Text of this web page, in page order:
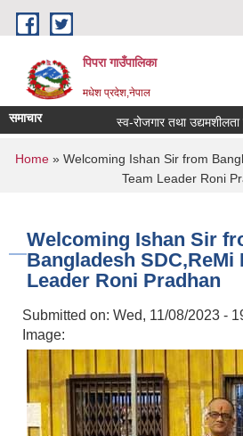
Skip to main content
पिपरा गाउँपालिका
मधेश प्रदेश,नेपाल
समाचार स्व-रोजगार तथा उद्यमशीलता
You are here
Home» Welcoming Ishan Sir from
Team Leader Roni
Welcoming Ishan Sir
Bangladesh SDC,ReMi
Leader Roni Pradhan
Submitted on: Wed, 11/08/2023 -
Image: